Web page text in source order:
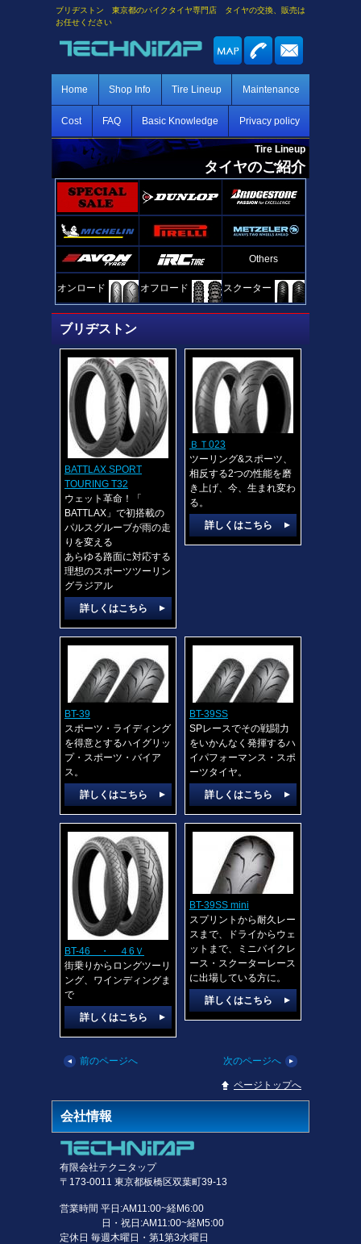
ブリヂストン 東京都のバイクタイヤ専門店 タイヤの交換、販売は
お任せください
Home Shop Info Tire Lineup Maintenance
Cost FAQ Basic Knowledge Privacy policy
Tire Lineup
タイヤのご紹介
Others
オンロード オフロード スクーター
ブリヂストン
BATTLAX SPORT
TOURING T32
ウェット革命！「
BATTLAX」で初搭載の
パルスグルーブが雨の走
りを変える
あらゆる路面に対応する
理想のスポーツツーリン
グラジアル
詳しくはこちら
ＢＴ023
ツーリング&スポーツ、
相反する2つの性能を磨
き上げ、今、生まれ変わ
る。
詳しくはこちら
BT-39
スポーツ・ライディング
を得意とするハイグリッ
プ・スポーツ・バイア
ス。
詳しくはこちら
BT-39SS
SPレースでその戦闘力
をいかんなく発揮するハ
イパフォーマンス・スポ
ーツタイヤ。
詳しくはこちら
BT-46 ・ ４6Ｖ
街乗りからロングツーリ
ング、ワインディングま
で
詳しくはこちら
BT-39SS mini
スプリントから耐久レー
スまで、ドライからウェ
ットまで、ミニバイクレ
ース・スクーターレース
に出場している方に。
詳しくはこちら
▲ 前のページへ ▲
次のページへ
ページトップへ
会社情報
有限会社テクニタップ
〒173-0011 東京都板橋区双葉町39-13
営業時間 平日:AM11:00~経M6:00
日・祝日:AM11:00~経M5:00
定休日 毎週木曜日・第1第3水曜日